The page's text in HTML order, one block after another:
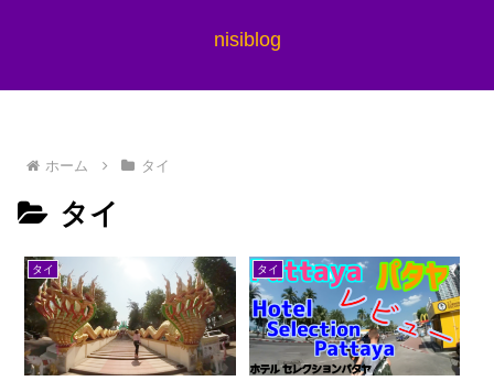
nisiblog
ホーム タイ
タイ
タイ タイ